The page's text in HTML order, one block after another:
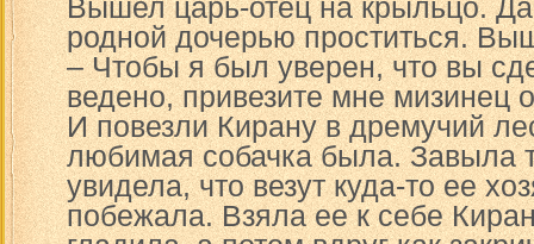
Вышел царь-отец на крыльцо. Да
родной дочерью проститься.
– Чтобы я был уверен, что вы
ведено, привезите мне мизинец
И повезли Кирану в дремучий
любимая собачка была. Завыла
увидела, что везут куда-то ее
побежала. Взяла ее к себе